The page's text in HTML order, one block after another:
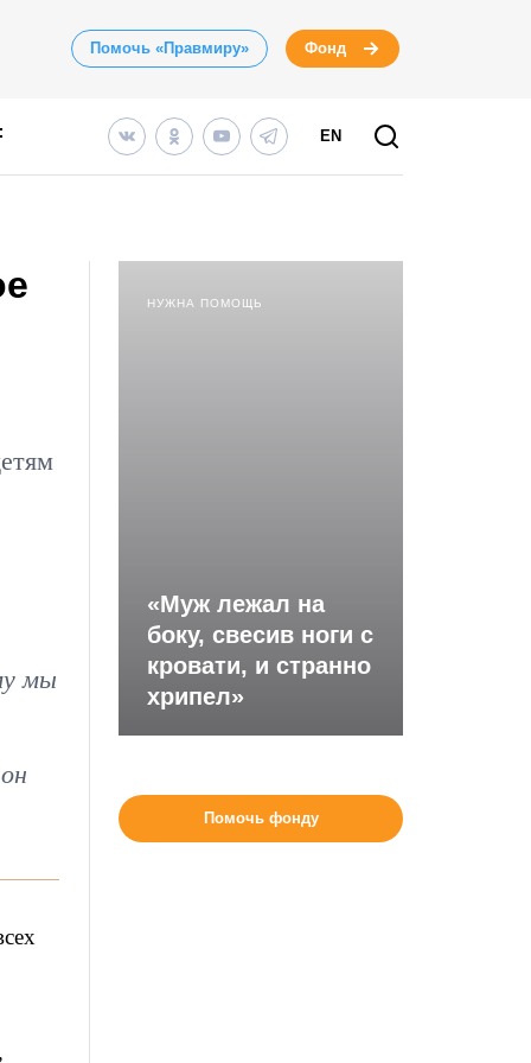
Помочь «Правмиру» Фонд
EN
мы
НУЖНА ПОМОЩЬ
«Муж лежал на
боку, свесив ноги с
кровати, и странно
хрипел»
Помочь фонду